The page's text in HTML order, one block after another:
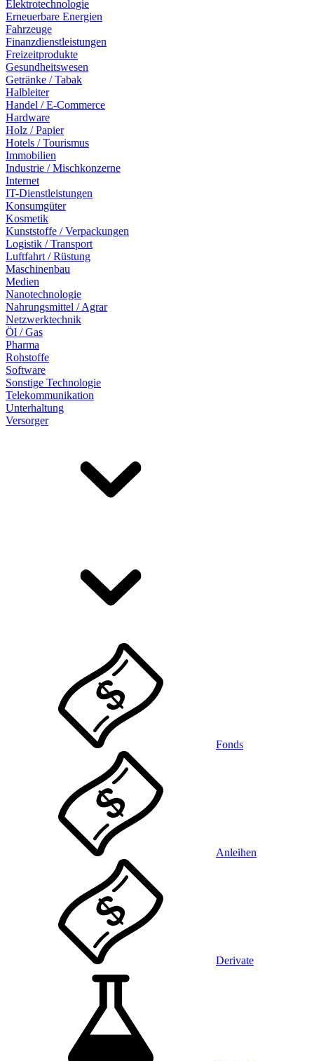
Elektrotechnologie
Erneuerbare Energien
Fahrzeuge
Finanzdienstleistungen
Freizeitprodukte
Gesundheitswesen
Getränke / Tabak
Halbleiter
Handel / E-Commerce
Hardware
Holz / Papier
Hotels / Tourismus
Immobilien
Industrie / Mischkonzerne
Internet
IT-Dienstleistungen
Konsumgüter
Kosmetik
Kunststoffe / Verpackungen
Logistik / Transport
Luftfahrt / Rüstung
Maschinenbau
Medien
Nanotechnologie
Nahrungsmittel / Agrar
Netzwerktechnik
Öl / Gas
Pharma
Rohstoffe
Software
Sonstige Technologie
Telekommunikation
Unterhaltung
Versorger
Fonds
Anleihen
Derivate